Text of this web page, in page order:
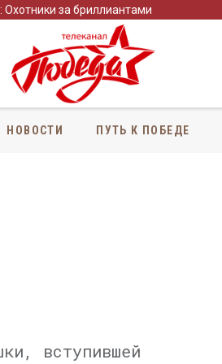
Охотники за бриллиантами
НОВОСТИ ПУТЬ К ПОБЕДЕ
вступившей